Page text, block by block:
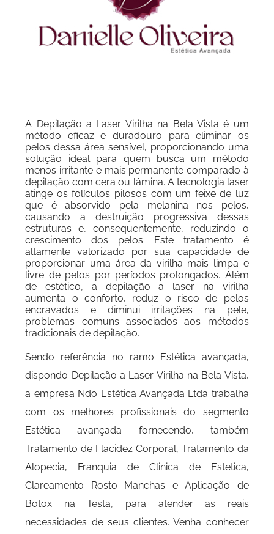
A Depilação a Laser Virilha na Bela Vista é um
método eficaz e duradouro para eliminar os
pelos dessa área sensível, proporcionando uma
solução ideal para quem busca um método
menos irritante e mais permanente comparado à
depilação com cera ou lâmina. A tecnologia laser
atinge os folículos pilosos com um feixe de luz
que é absorvido pela melanina nos pelos,
causando a destruição progressiva dessas
estruturas e, consequentemente, reduzindo o
crescimento dos pelos. Este tratamento é
altamente valorizado por sua capacidade de
proporcionar uma área da virilha mais limpa e
livre de pelos por períodos prolongados. Além
de estético, a depilação a laser na virilha
aumenta o conforto, reduz o risco de pelos
encravados e diminui irritações na pele,
problemas comuns associados aos métodos
tradicionais de depilação.
Sendo referência no ramo Estética avançada,
dispondo Depilação a Laser Virilha na Bela Vista,
a empresa Ndo Estética Avançada Ltda trabalha
com os melhores profissionais do segmento
Estética avançada fornecendo, também
Tratamento de Flacidez Corporal, Tratamento da
Alopecia, Franquia de Clinica de Estetica,
Clareamento Rosto Manchas e Aplicação de
Botox na Testa, para atender as reais
necessidades de seus clientes. Venha conhecer